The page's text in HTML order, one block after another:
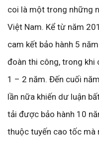
coi là một trong những
Việt Nam. Kể từ năm
cam kết bảo hành 5
đoàn thi công, trong khi
1 – 2 năm. Đến cuối
lần nữa khiến dư luận
tải được bảo hành 10
thuộc tuyến cao tốc mà